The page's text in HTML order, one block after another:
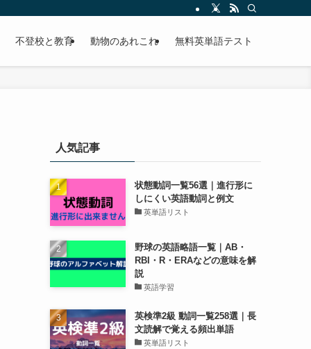
不登校と教育 動物のあれこれ 無料英単語テスト
人気記事
状態動詞一覧56選｜進行形に
しにくい英語動詞と例文
英単語リスト
野球の英語略語一覧｜AB・
RBI・R・ERAなどの意味を解
説
英語学習
英検準2級 動詞一覧258選｜長
文読解で覚える頻出単語
英単語リスト